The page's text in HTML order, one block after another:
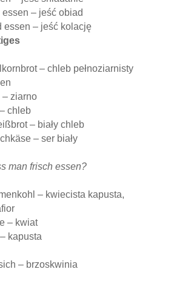
essen – jeść obiad
essen – jeść kolację
– chleb pełnoziarnisty
– ziarno
chleb
– biały chleb
– ser biały
man frisch essen?
– kwiecista kapusta,
– kwiat
kapusta
– brzoskwinia